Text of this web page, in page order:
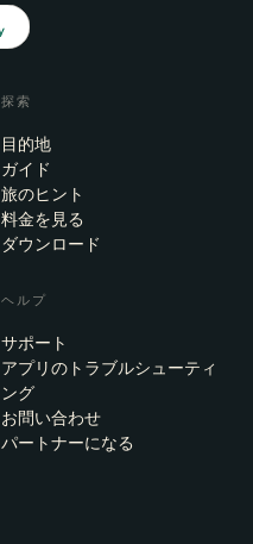
探索
目的地
ガイド
旅のヒント
料金を見る
ダウンロード
ヘルプ
サポート
アプリのトラブルシューティ
ング
お問い合わせ
パートナーになる